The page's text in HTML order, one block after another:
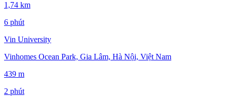
1,74 km
6 phút
Vin University
Vinhomes Ocean Park, Gia Lâm, Hà Nội, Việt Nam
439 m
2 phút